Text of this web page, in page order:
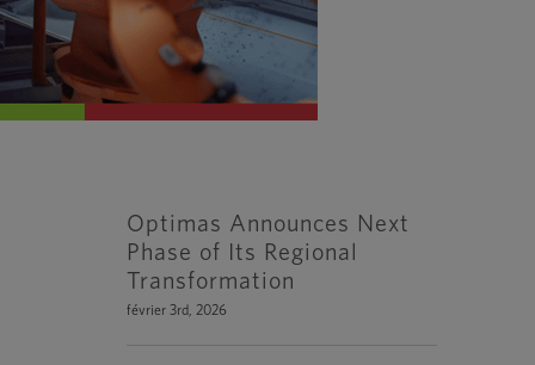
Optimas Announces Next
Phase of Its Regional
Transformation
février 3rd, 2026